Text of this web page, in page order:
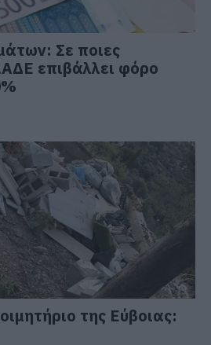
Σε ποιες
επιβάλλει φόρο
της Εύβοιας: